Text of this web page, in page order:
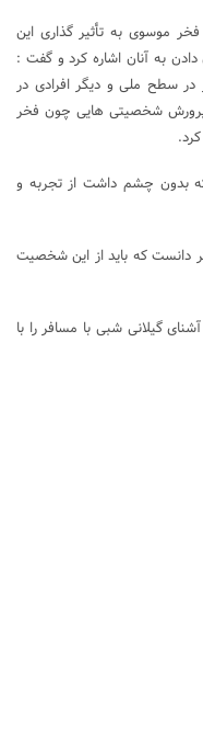
فخر موسوی به تأثیر گذاری این
به آنان اشاره کرد و گفت :
سطح ملی و دیگر افرادی در
شخصیتی هایی چون فخر
بدون چشم داشت از تجربه و
دانست که باید از این شخصیت
گیلانی شبی با مسافر را با